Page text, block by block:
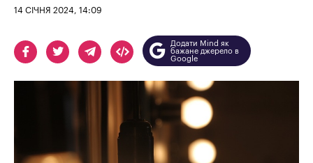
14 СІЧНЯ 2024, 14:09
Додати Mind як
бажане джерело в
Google